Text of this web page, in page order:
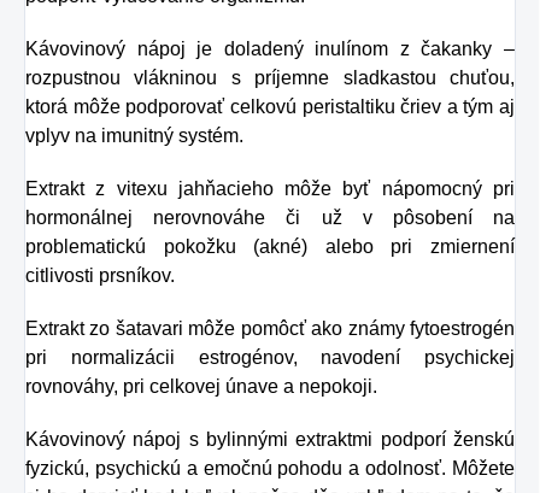
Kávovinový nápoj je doladený inulínom z čakanky –
rozpustnou vlákninou s príjemne sladkastou chuťou,
ktorá môže podporovať celkovú peristaltiku čriev a tým aj
vplyv na imunitný systém.
Extrakt z vitexu jahňacieho môže byť nápomocný pri
hormonálnej nerovnováhe či už v pôsobení na
problematickú pokožku (akné) alebo pri zmiernení
citlivosti prsníkov.
Extrakt zo šatavari môže pomôcť ako známy fytoestrogén
pri normalizácii estrogénov, navodení psychickej
rovnováhy, pri celkovej únave a nepokoji.
Kávovinový nápoj s bylinnými extraktmi podporí ženskú
fyzickú, psychickú a emočnú pohodu a odolnosť. Môžete